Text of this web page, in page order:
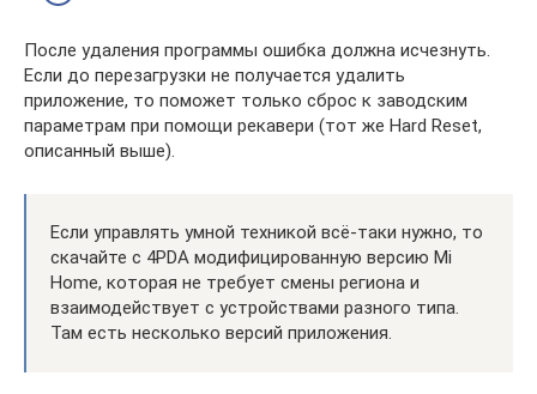
После удаления программы ошибка должна исчезнуть.
Если до перезагрузки не получается удалить
приложение, то поможет только сброс к заводским
параметрам при помощи рекавери (тот же Hard Reset,
описанный выше).
Если управлять умной техникой всё-таки нужно, то
скачайте с 4PDA модифицированную версию Mi
Home, которая не требует смены региона и
взаимодействует с устройствами разного типа.
Там есть несколько версий приложения.